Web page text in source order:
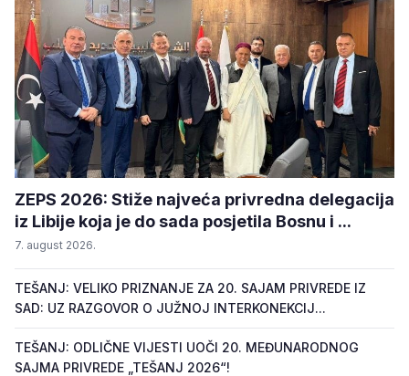
ZEPS 2026: Stiže najveća privredna delegacija
iz Libije koja je do sada posjetila Bosnu i ...
7. august 2026.
TEŠANJ: VELIKO PRIZNANJE ZA 20. SAJAM PRIVREDE IZ
SAD: UZ RAZGOVOR O JUŽNOJ INTERKONEKCIJ...
TEŠANJ: ODLIČNE VIJESTI UOČI 20. MEĐUNARODNOG
SAJMA PRIVREDE „TEŠANJ 2026“!